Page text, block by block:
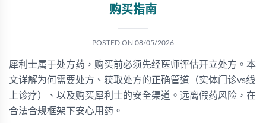
购买指南
POSTED ON 08/05/2026
犀利士属于处方药，购买前必须先经医师评估开立处方。本
文详解为何需要处方、获取处方的正确管道（实体门诊vs线
上诊疗）、以及购买犀利士的安全渠道。远离假药风险，在
合法合规框架下安心用药。